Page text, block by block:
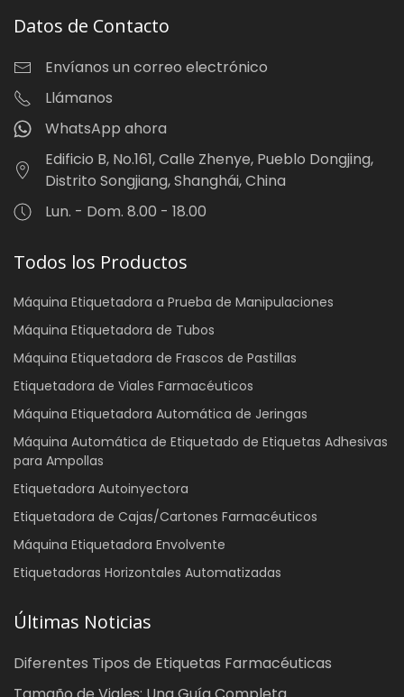
Datos de Contacto
Envíanos un correo electrónico
Llámanos
WhatsApp ahora
Edificio B, No.161, Calle Zhenye, Pueblo Dongjing,
Distrito Songjiang, Shanghái, China
Lun. - Dom. 8.00 - 18.00
Todos los Productos
Máquina Etiquetadora a Prueba de Manipulaciones
Máquina Etiquetadora de Tubos
Máquina Etiquetadora de Frascos de Pastillas
Etiquetadora de Viales Farmacéuticos
Máquina Etiquetadora Automática de Jeringas
Máquina Automática de Etiquetado de Etiquetas Adhesivas
para Ampollas
Etiquetadora Autoinyectora
Etiquetadora de Cajas/Cartones Farmacéuticos
Máquina Etiquetadora Envolvente
Etiquetadoras Horizontales Automatizadas
Últimas Noticias
Diferentes Tipos de Etiquetas Farmacéuticas